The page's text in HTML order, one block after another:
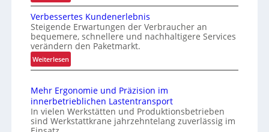
t
u
n
d
e
t
r
i
e
h
i
t
z
l
g
t
S
O
p
t
i
m
i
t
e
r
Verbessertes Kundenerlebnis
Steigende Erwartungen der Verbraucher an
bequemere, schnellere und nachhaltigere Services
verändern den Paketmarkt.
Weiterlesen:
V
r
b
e
s
Mehr Ergonomie und Präzision im
innerbetrieblichen Lastentransport
In vielen Werkstätten und Produktionsbetrieben
sind Werkstattkrane jahrzehntelang zuverlässig im